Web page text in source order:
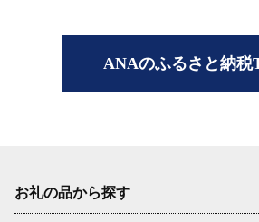
ANAのふるさと納税
お礼の品から探す